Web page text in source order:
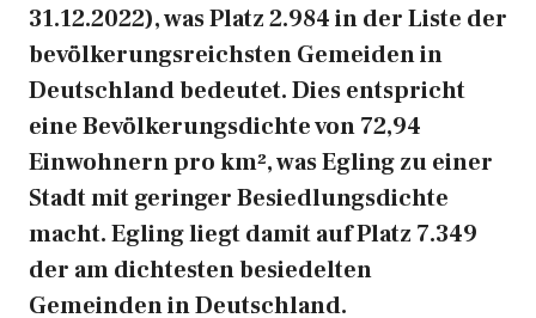
31.12.2022), was Platz 2.984 in der Liste der
bevölkerungsreichsten Gemeiden in
Deutschland bedeutet. Dies entspricht
eine Bevölkerungsdichte von 72,94
Einwohnern pro km², was Egling zu einer
Stadt mit geringer Besiedlungsdichte
macht. Egling liegt damit auf Platz 7.349
der am dichtesten besiedelten
Gemeinden in Deutschland.